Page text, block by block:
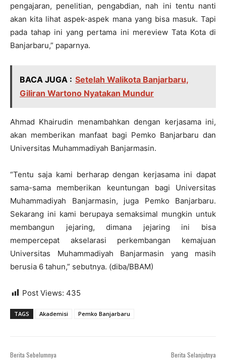
pengajaran, penelitian, pengabdian, nah ini tentu nanti
akan kita lihat aspek-aspek mana yang bisa masuk. Tapi
pada tahap ini yang pertama ini mereview Tata Kota di
Banjarbaru,” paparnya.
BACA JUGA : Setelah Walikota Banjarbaru,
Giliran Wartono Nyatakan Mundur
Ahmad Khairudin menambahkan dengan kerjasama ini,
akan memberikan manfaat bagi Pemko Banjarbaru dan
Universitas Muhammadiyah Banjarmasin.
“Tentu saja kami berharap dengan kerjasama ini dapat
sama-sama memberikan keuntungan bagi Universitas
Muhammadiyah Banjarmasin, juga Pemko Banjarbaru.
Sekarang ini kami berupaya semaksimal mungkin untuk
membangun jejaring, dimana jejaring ini bisa
mempercepat akselarasi perkembangan kemajuan
Universitas Muhammadiyah Banjarmasin yang masih
berusia 6 tahun,” sebutnya. (diba/BBAM)
Post Views: 435
TAGS Akademisi Pemko Banjarbaru
Berita Sebelumnya Berita Selanjutnya